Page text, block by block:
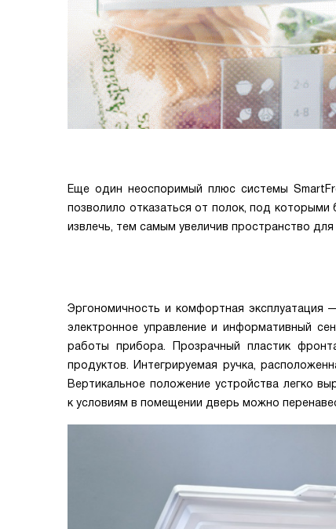
Еще один неоспоримый плюс системы
позволило отказаться от полок, под
извлечь, тем самым увеличив пространство
Эргономичность и комфортная эксплуатация
электронное управление и информативный
работы прибора. Прозрачный пластик
продуктов. Интегрируемая ручка,
Вертикальное положение устройства легко
к условиям в помещении дверь можно